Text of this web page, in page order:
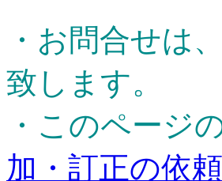
・お問合せは、
致します。
・このページ
加・訂正の依頼